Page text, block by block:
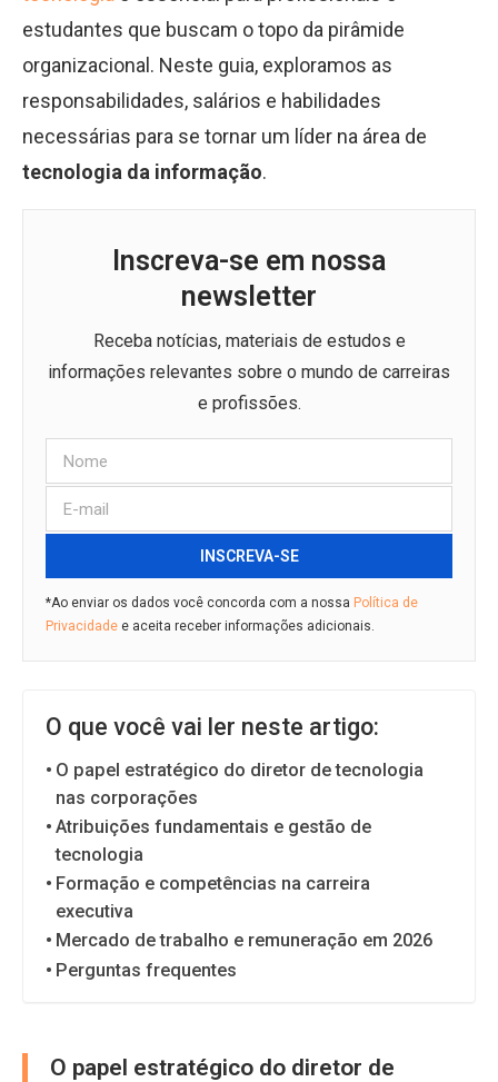
estudantes que buscam o topo da pirâmide
organizacional. Neste guia, exploramos as
responsabilidades, salários e habilidades
necessárias para se tornar um líder na área de
tecnologia da informação.
Inscreva-se em nossa
newsletter
Receba notícias, materiais de estudos e
informações relevantes sobre o mundo de carreiras
e profissões.
INSCREVA-SE
*Ao enviar os dados você concorda com a nossa Política de
Privacidade e aceita receber informações adicionais.
O que você vai ler neste artigo:
O papel estratégico do diretor de tecnologia
nas corporações
Atribuições fundamentais e gestão de
tecnologia
Formação e competências na carreira
executiva
Mercado de trabalho e remuneração em 2026
Perguntas frequentes
O papel estratégico do diretor de